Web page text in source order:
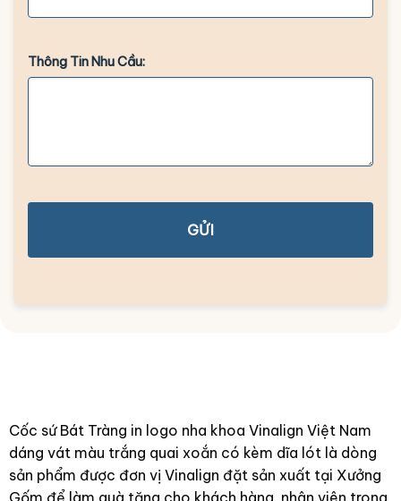
Thông Tin Nhu Cầu:
GỬI
Cốc sứ Bát Tràng in logo nha khoa Vinalign Việt Nam
dáng vát màu trắng quai xoắn có kèm dĩa lót là dòng
sản phẩm được đơn vị Vinalign đặt sản xuất tại Xưởng
Gốm để làm quà tặng cho khách hàng, nhân viên trong